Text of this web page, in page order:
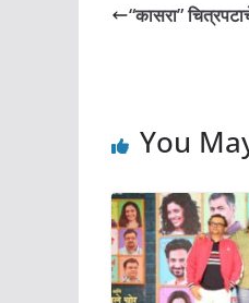
“कासरा”
You